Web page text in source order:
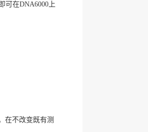
可在DNA6000上
在不改变既有测